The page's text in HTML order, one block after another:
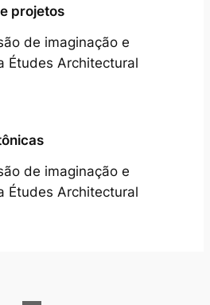
projetos
de imaginação e
Études Architectural
de imaginação e
Études Architectural